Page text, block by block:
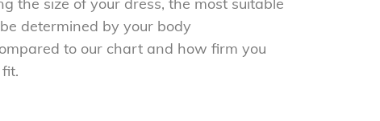
determined by your body
to our chart and how firm you